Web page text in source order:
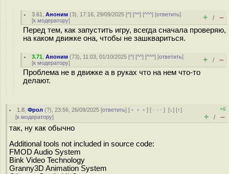
3.61 ,Аноним (3), 17:16, 29/09/2025 [^] [^^] [^^^] [ответить]
[к модератору] + / –
Перед тем, как запустить игру, всегда сначала проверяю,
на каком движке она, чтобы не зашквариться.
3.71 ,Аноним (73), 11:03, 01/10/2025 [^] [^^] [^^^] [ответить]
[к модератору] + / –
Проблема не в движке а в руках что на нем что-то
делают.
1.8 ,Фрол (?), 23:56, 26/09/2025 [ответить] [ ﹢﹢﹢] [ · · ·][↓] [↑]
[к модератору]
+6
+ / –
так, ну как обычно
Additional tools not included in source code:
FMOD Audio System
Bink Video Technology
Granny3D Animation System